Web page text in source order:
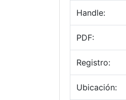
Handle:
PDF:
Registro:
Ubicación: